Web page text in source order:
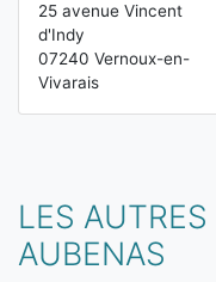
25 avenue Vincent
d'Indy
07240 Vernoux-en-
Vivarais
LES
AUBENAS